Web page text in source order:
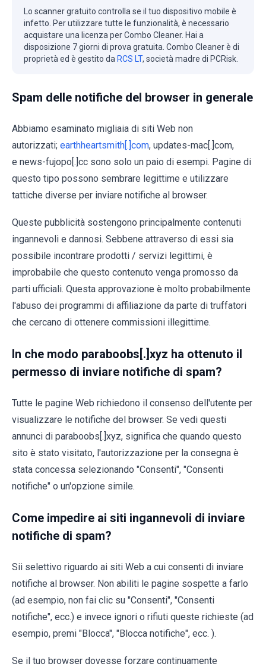
Lo scanner gratuito controlla se il tuo dispositivo mobile è
infetto. Per utilizzare tutte le funzionalità, è necessario
acquistare una licenza per Combo Cleaner. Hai a
disposizione 7 giorni di prova gratuita. Combo Cleaner è di
proprietà ed è gestito da RCS LT, società madre di PCRisk.
Spam delle notifiche del browser in generale
Abbiamo esaminato migliaia di siti Web non
autorizzati; earthheartsmith[.]com, updates-mac[.]com,
e news-fujopo[.]cc sono solo un paio di esempi. Pagine di
questo tipo possono sembrare legittime e utilizzare
tattiche diverse per inviare notifiche al browser.
Queste pubblicità sostengono principalmente contenuti
ingannevoli e dannosi. Sebbene attraverso di essi sia
possibile incontrare prodotti / servizi legittimi, è
improbabile che questo contenuto venga promosso da
parti ufficiali. Questa approvazione è molto probabilmente
l'abuso dei programmi di affiliazione da parte di truffatori
che cercano di ottenere commissioni illegittime.
In che modo paraboobs[.]xyz ha ottenuto il
permesso di inviare notifiche di spam?
Tutte le pagine Web richiedono il consenso dell'utente per
visualizzare le notifiche del browser. Se vedi questi
annunci di paraboobs[.]xyz, significa che quando questo
sito è stato visitato, l'autorizzazione per la consegna è
stata concessa selezionando "Consenti", "Consenti
notifiche" o un'opzione simile.
Come impedire ai siti ingannevoli di inviare
notifiche di spam?
Sii selettivo riguardo ai siti Web a cui consenti di inviare
notifiche al browser. Non abiliti le pagine sospette a farlo
(ad esempio, non fai clic su "Consenti", "Consenti
notifiche", ecc.) e invece ignori o rifiuti queste richieste (ad
esempio, premi "Blocca", "Blocca notifiche", ecc. ).
Se il tuo browser dovesse forzare continuamente